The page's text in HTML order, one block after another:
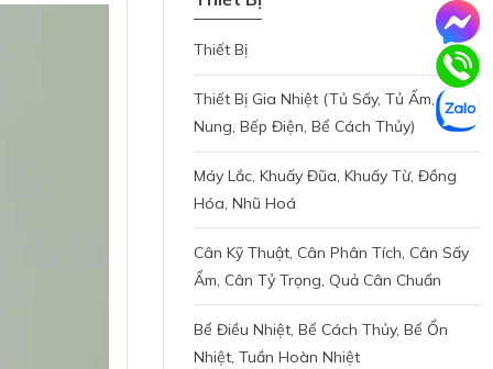
Thiết Bị
Thiết Bị Gia Nhiệt (tủ Sấy, Tủ Ấm, Lò
Nung, Bếp Điện, Bể Cách Thủy)
Máy Lắc, Khuấy Đũa, Khuấy Từ, Đồng
Hóa, Nhũ Hoá
Cân Kỹ Thuật, Cân Phân Tích, Cân Sấy
Ẩm, Cân Tỷ Trọng, Quả Cân Chuẩn
Bể Điều Nhiệt, Bể Cách Thủy, Bể Ổn
Nhiệt, Tuần Hoàn Nhiệt